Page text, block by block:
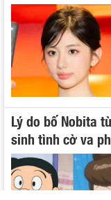
Lý do bố Nobita
sinh tình cờ va